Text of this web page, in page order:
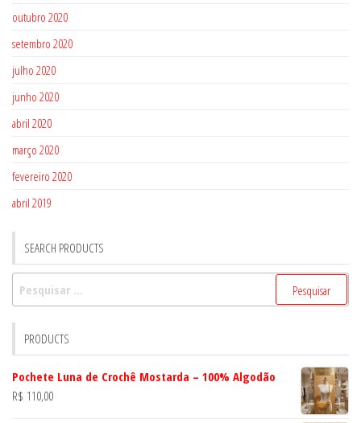
outubro 2020
setembro 2020
julho 2020
junho 2020
abril 2020
março 2020
fevereiro 2020
abril 2019
SEARCH PRODUCTS
Pesquisar
por:
PRODUCTS
Pochete Luna de Crochê Mostarda – 100% Algodão
R$ 110,00